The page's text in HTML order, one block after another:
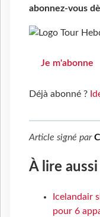
abonnez-vous
Je m'abonne
Déjà abonné ?
Article signé par
À lire aussi
Icelandair
pour 6